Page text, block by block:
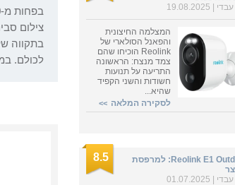
עבדי
המצלמה החיצונית
והפאנל הסולארי של
Reolink הוכיחו שהם
צמד מנצח: הראשונה
התריעה על תנועות
חשודות והשני הקפיד
שהיא...
לסקירה המלאה >>
Reolink E1 Outdoor: למרפסת
עבדי
8.5
צילום
בתקווה
לכולם.